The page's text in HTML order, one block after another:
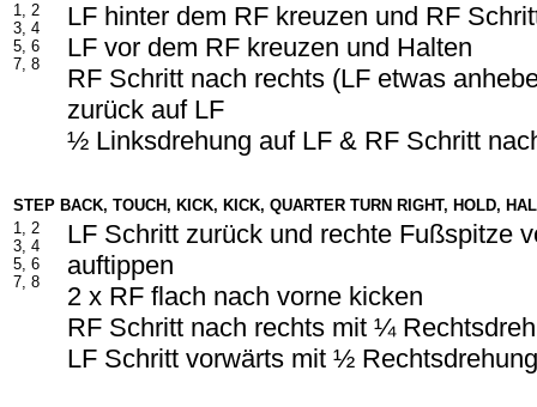
1, 2
3, 4
5, 6
7, 8
LF hinter dem RF kreuzen und RF
LF vor dem RF kreuzen und Halten
RF Schritt nach rechts (LF etwas
zurück auf LF
½ Linksdrehung auf LF & RF Schritt
STEP BACK, TOUCH, KICK, KICK, QUARTER TURN RIGHT, HOLD,
1, 2
3, 4
5, 6
7, 8
LF Schritt zurück und rechte Fußspitze
auftippen
2 x RF flach nach vorne kicken
RF Schritt nach rechts mit ¼
LF Schritt vorwärts mit ½